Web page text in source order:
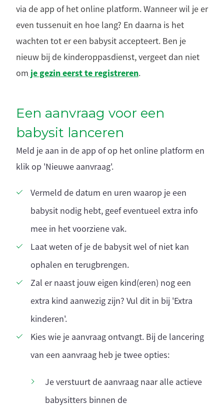
via de app of het online platform. Wanneer wil je er
even tussenuit en hoe lang? En daarna is het
wachten tot er een babysit accepteert. Ben je
nieuw bij de kinderoppasdienst, vergeet dan niet
om je gezin eerst te registreren.
Een aanvraag voor een
babysit lanceren
Meld je aan in de app of op het online platform en
klik op 'Nieuwe aanvraag'.
Vermeld de datum en uren waarop je een
babysit nodig hebt, geef eventueel extra info
mee in het voorziene vak.
Laat weten of je de babysit wel of niet kan
ophalen en terugbrengen.
Zal er naast jouw eigen kind(eren) nog een
extra kind aanwezig zijn? Vul dit in bij 'Extra
kinderen'.
Kies wie je aanvraag ontvangt. Bij de lancering
van een aanvraag heb je twee opties:
Je verstuurt de aanvraag naar alle actieve
babysitters binnen de